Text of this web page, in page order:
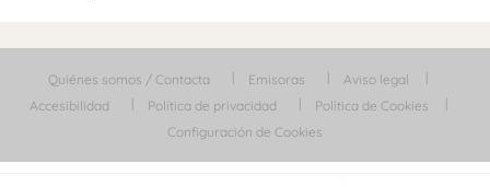
Quiénes somos / Contacta Emisoras
Aviso legal
Accesibilidad
Política de privacidad
Política de Cookies
Configuración de Cookies